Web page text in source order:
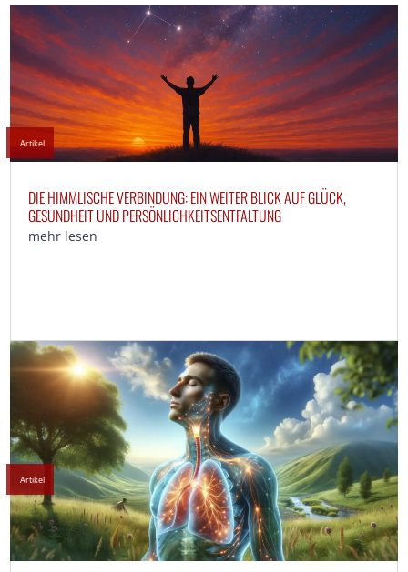
DIE HIMMLISCHE VERBINDUNG: EIN WEITER BLICK AUF GLÜCK,
GESUNDHEIT UND PERSÖNLICHKEITSENTFALTUNG
Artikel
mehr lesen
Artikel